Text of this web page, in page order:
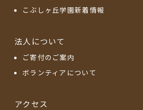
こぶしヶ丘学園新着情報
法人について
ご寄付のご案内
ボランティアについて
アクセス